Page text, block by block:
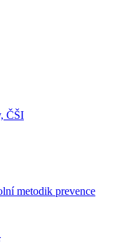
ČŠI
metodik prevence